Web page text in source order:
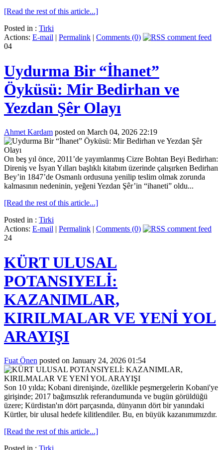
[Read the rest of this article...]
Posted in : Tirki
Actions: E-mail | Permalink | Comments (0)
04
Uydurma Bir “İhanet”
Öyküsü: Mir Bedirhan ve
Yezdan Şêr Olayı
Ahmet Kardam posted on March 04, 2026 22:19
On beş yıl önce, 2011’de yayımlanmış Cizre Bohtan Beyi Bedirhan:
Direniş ve İsyan Yılları başlıklı kitabım üzerinde çalışırken Bedirhan
Bey’in 1847’de Osmanlı ordusuna yenilip teslim olmak zorunda
kalmasının nedeninin, yeğeni Yezdan Şêr’in “ihaneti” oldu...
[Read the rest of this article...]
Posted in : Tirki
Actions: E-mail | Permalink | Comments (0)
24
KÜRT ULUSAL
POTANSIYELİ:
KAZANIMLAR,
KIRILMALAR VE YENİ YOL
ARAYIŞI
Fuat Önen posted on January 24, 2026 01:54
Son 10 yılda; Kobani direnişinde, özellikle peşmergelerin Kobani'ye
girişinde; 2017 bağımsızlık referandumunda ve bugün görüldüğü
üzere; Kürdistan'ın dört parçasında, dünyanın dört bir yanındaki
Kürtler, bir ulusal hedefe kilitlendiler. Bu, en büyük kazanımımızdır.
[Read the rest of this article...]
Posted in : Tirki